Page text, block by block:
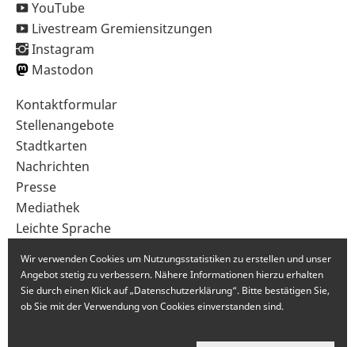
YouTube
Livestream Gremiensitzungen
Instagram
Mastodon
Sekundärnavigation
im
Fußbereich
Kontaktformular
Stellenangebote
Stadtkarten
Nachrichten
Presse
Mediathek
Leichte Sprache
Wir verwenden Cookies um Nutzungsstatistiken zu erstellen und unser
Angebot stetig zu verbessern. Nähere Informationen hierzu erhalten
Sie durch einen Klick auf „Datenschutzerklärung“. Bitte bestätigen Sie,
ob Sie mit der Verwendung von Cookies einverstanden sind.